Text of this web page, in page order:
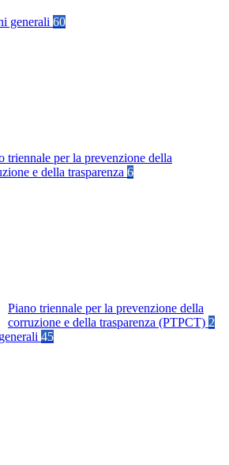
generali 60
triennale per la prevenzione della
e della trasparenza 6
Piano triennale per la prevenzione della
corruzione e della trasparenza (PTPCT) 2
45